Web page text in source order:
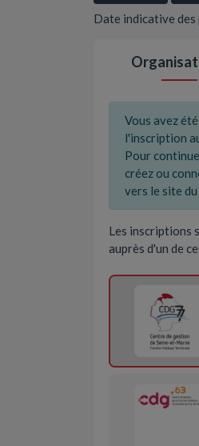
Date indicative
Vous avez
l'inscription
Pour
créez ou
vers le site
Les inscriptions
auprès d'un de